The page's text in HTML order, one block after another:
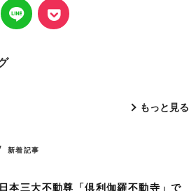
もっと見る
新着記事
日本三大不動尊「倶利伽羅不動寺」で